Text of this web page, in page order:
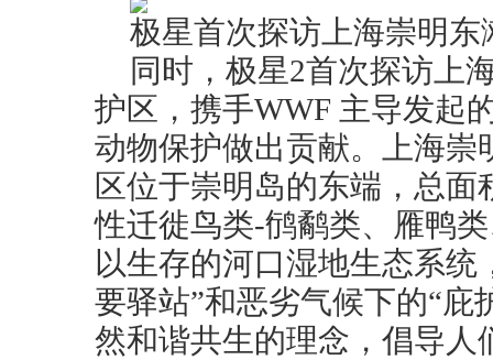
极星首次探访上海崇明
同时，极星2首次探访上
护区，携手WWF 主导发起
动物保护做出贡献。上海
区位于崇明岛的东端，总面
性迁徙鸟类-鸻鹬类、雁鸭
以生存的河口湿地生态系
要驿站”和恶劣气候下的“庇
然和谐共生的理念，倡导